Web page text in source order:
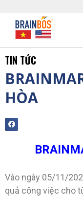
TIN TỨC
HÒA
Vào ngày 05/11/
quả công việc cho